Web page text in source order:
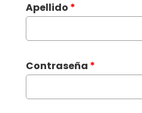
Apellido *
Contraseña *